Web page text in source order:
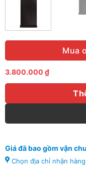
Mua
3.800.000 ₫
Giá đã bao gồm vận
Chọn địa chỉ nhận